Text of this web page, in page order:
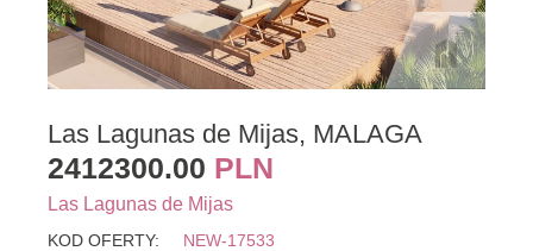
Las Lagunas de Mijas, MALAGA
2412300.00 PLN
Las Lagunas de Mijas
KOD OFERTY: NEW-17533